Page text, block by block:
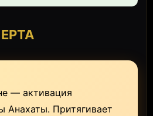
— активация
Анахаты. Притягивает